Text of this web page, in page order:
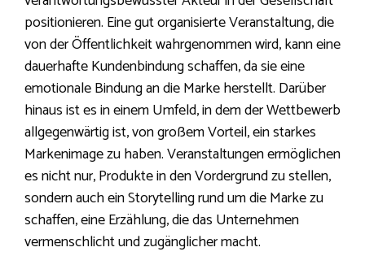
positionieren. Eine gut organisierte Veranstaltung, die
von der Öffentlichkeit wahrgenommen wird, kann eine
dauerhafte Kundenbindung schaffen, da sie eine
emotionale Bindung an die Marke herstellt. Darüber
hinaus ist es in einem Umfeld, in dem der Wettbewerb
allgegenwärtig ist, von großem Vorteil, ein starkes
Markenimage zu haben. Veranstaltungen ermöglichen
es nicht nur, Produkte in den Vordergrund zu stellen,
sondern auch ein Storytelling rund um die Marke zu
schaffen, eine Erzählung, die das Unternehmen
vermenschlicht und zugänglicher macht.